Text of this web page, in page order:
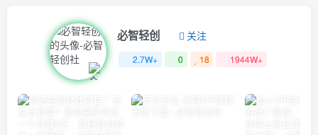
必智轻创 关注
2.7W+ 0 18 1944W+